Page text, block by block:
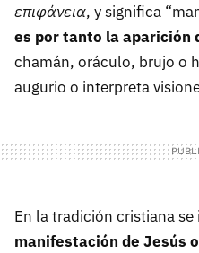
επιφάνεια, y significa
es por tanto la aparición
chamán, oráculo, brujo o
augurio o interpreta
En la tradición cristiana
manifestación de Jesús